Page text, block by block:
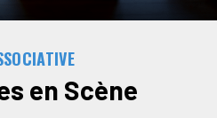
en Scène